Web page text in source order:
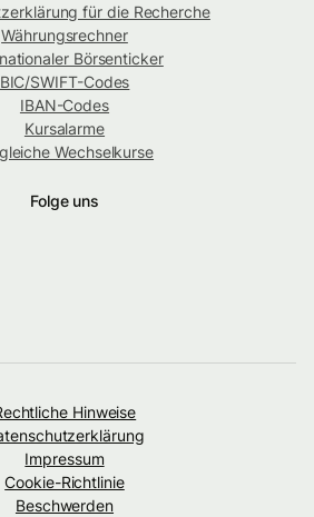
für die Recherche
Währungsrechner
Börsenticker
BIC/SWIFT-Codes
IBAN-Codes
Kursalarme
Wechselkurse
Folge uns
Hinweise
Impressum
Cookie-Richtlinie
Beschwerden